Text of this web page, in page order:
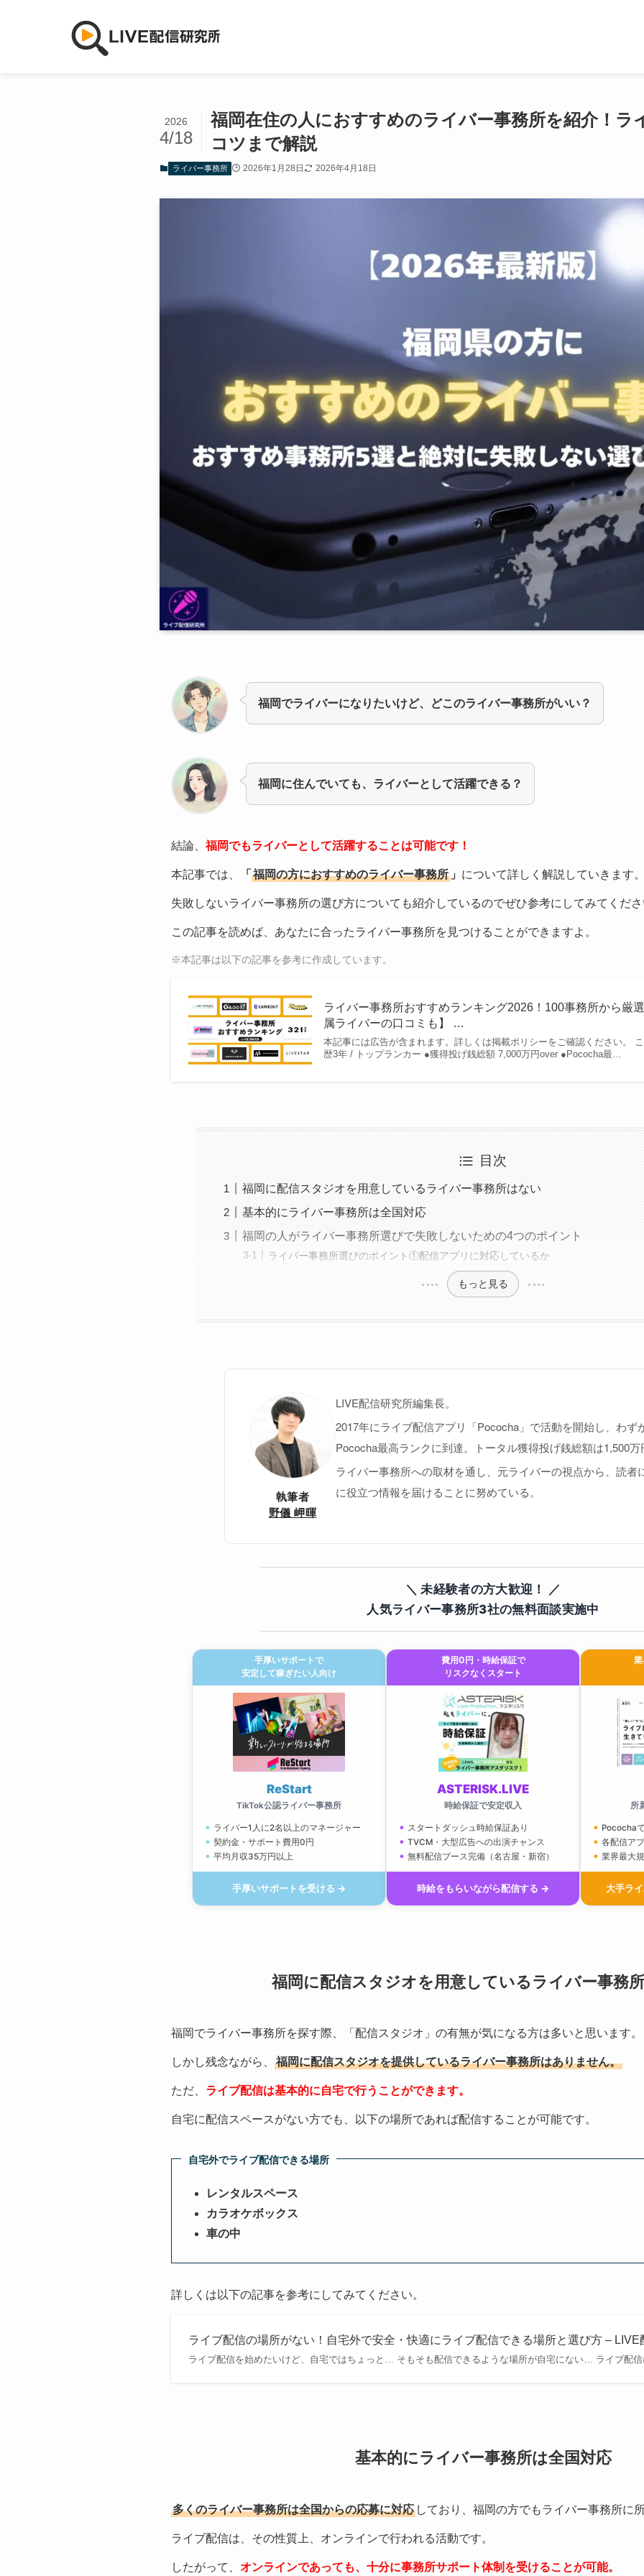
福岡在住の人におすすめのライバー事務所を紹介！ラ
コツまで解説
2026
4/18
ライバー事務所 2026年1月28日 2026年4月18日
福岡でライバーになりたいけど、どこのライバー事務所がいい？
福岡に住んでいても、ライバーとして活躍できる？
結論、福岡でもライバーとして活躍することは可能です！
本記事では、 「 福岡の方におすすめのライバー事務所 」 について詳しく解説していきます
失敗しないライバー事務所の選び方についても紹介しているのでぜひ参考にしてみてくだ
この記事を読めば、あなたに合ったライバー事務所を見つけることができますよ。
※本記事は以下の記事を参考に作成しています。
ライバー事務所おすすめランキング2026！100事務所から厳
属ライバーの口コミも】 …
本記事には広告が含まれます。詳しくは掲載ポリシーをご確認ください。
歴3年 / トップランカー ●獲得投げ銭総額 7,000万円over ●Pococha最…
目次
福岡に配信スタジオを用意しているライバー事務所はない
基本的にライバー事務所は全国対応
福岡の人がライバー事務所選びで失敗しないための4つのポイント
ライバー事務所選びのポイント①配信アプリに対応しているか
もっと見る
執筆者
野儀 岬暉
LIVE配信研究所編集長。
2017年にライブ配信アプリ「Pococha」で活動を開始し、わず
Pococha最高ランクに到達。トータル獲得投げ銭総額は1,500
ライバー事務所への取材を通し、元ライバーの視点から、読者
に役立つ情報を届けることに努めている。
＼ 未経験者の方大歓迎！ ／
人気ライバー事務所3社の無料面談実施中
手厚いサポートで
安定して稼ぎたい人向け
ReStart
TikTok公認ライバー事務所
ライバー1人に2名以上のマネージャー
契約金・サポート費用0円
平均月収35万円以上
手厚いサポートを受ける →
費用0円・時給保証で
リスクなくスタート
ASTERISK.LIVE
時給保証で安定収入
スタートダッシュ時給保証あり
TVCM・大型広告への出演チャンス
無料配信ブース完備（名古屋・新宿）
時給をもらいながら配信する →
所
Pococha
各配信ア
業界最大
大手ラ
福岡に配信スタジオを用意しているライバー事務
福岡でライバー事務所を探す際、「配信スタジオ」の有無が気になる方は多いと思います。
しかし残念ながら、 福岡に配信スタジオを提供しているライバー事務所はありません。
ただ、 ライブ配信は基本的に自宅で行うことができます。
自宅に配信スペースがない方でも、以下の場所であれば配信することが可能です。
自宅外でライブ配信できる場所
レンタルスペース
カラオケボックス
車の中
詳しくは以下の記事を参考にしてみてください。
ライブ配信の場所がない！自宅外で安全・快適にライブ配信できる場所と選び方 – LIVE
ライブ配信を始めたいけど、自宅ではちょっと… そもそも配信できるような場所が自宅にない… ライブ配
基本的にライバー事務所は全国対応
多くのライバー事務所は全国からの応募に対応 しており、福岡の方でもライバー事務所に
ライブ配信は、その性質上、オンラインで行われる活動です。
したがって、 オンラインであっても、十分に事務所サポート体制を受けることが可能。